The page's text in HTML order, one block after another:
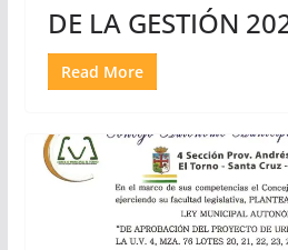
DE LA GESTIÓN
Read More